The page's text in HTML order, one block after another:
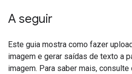
A seguir
Este guia mostra como fazer
imagem e gerar saídas de texto a
imagem. Para saber mais,